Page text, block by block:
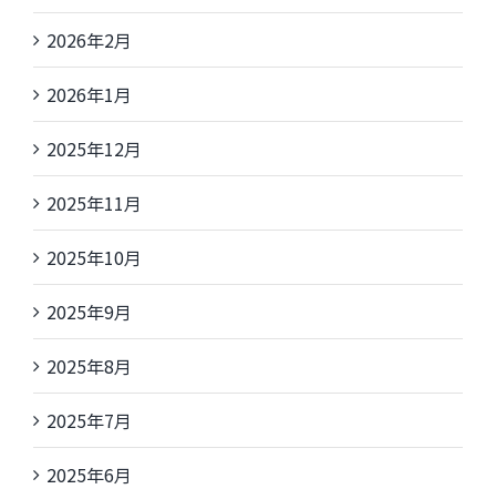
2026年2月
2026年1月
2025年12月
2025年11月
2025年10月
2025年9月
2025年8月
2025年7月
2025年6月